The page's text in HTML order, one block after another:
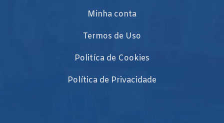
Minha conta
Termos de Uso
Politíca de Cookies
Política de Privacidade